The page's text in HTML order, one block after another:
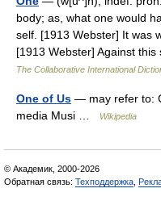
body; as, what one would
self. [1913 Webster] It was
[1913 Webster] Against
The Collaborative International
One of Us — may refer to:
media Musi …
Wikipedia
© Академик, 2000-2026
Обратная связь: Техподдержка